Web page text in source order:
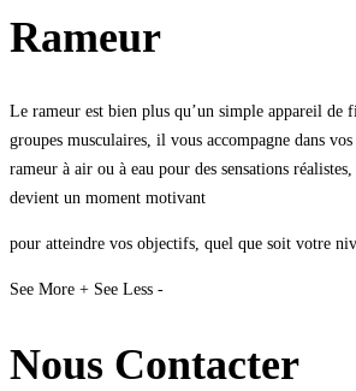
Rameur
Le rameur est bien plus qu’un simple appareil
groupes musculaires, il vous accompagne dans
rameur à air ou à eau pour des sensations
devient un moment motivant
pour atteindre vos objectifs, quel que soit votre
See More + See Less -
Nous Contacter